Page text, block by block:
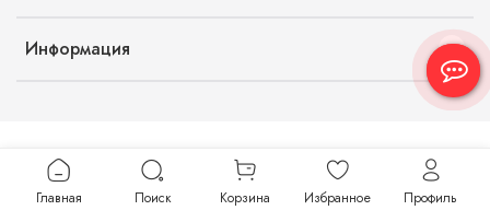
Информация
Главная Поиск Корзина Избранное Профиль